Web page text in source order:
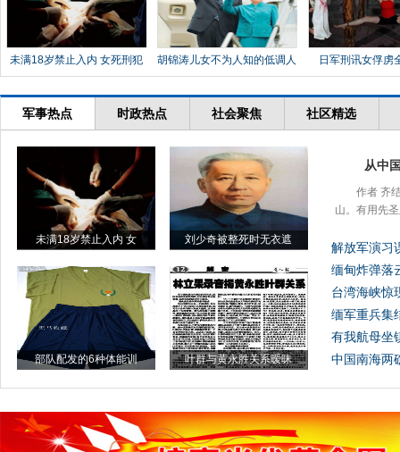
未满18岁禁止入内 女死刑犯 胡锦涛儿女不为人知的低调人 日军刑讯女俘虏